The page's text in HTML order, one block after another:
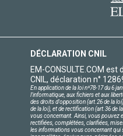
DÉCLARATION CNIL
EM-CONSULTE.COM est
CNIL, déclaration n°
En application de la loi nº78-17 du 6
l'informatique, aux fichiers et aux
des droits d'opposition (art.26 de la
de la loi), et de rectification (art.36 de
vous concernant. Ainsi, vous pouvez
rectifiées, complétées, clarifiées,
les informations vous concernant qui